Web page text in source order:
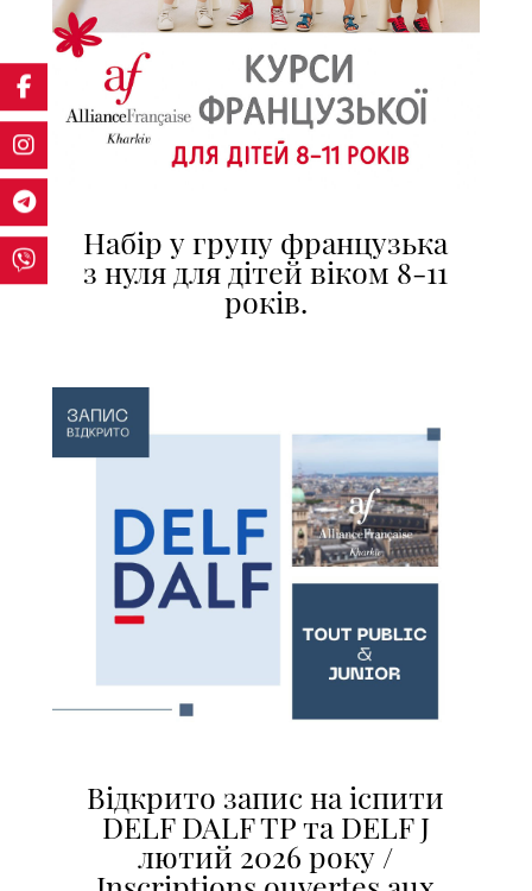
Набір у групу французька
з нуля для дітей віком 8-11
років.
Відкрито запис на іспити
DELF DALF TP та DELF J
лютий 2026 року /